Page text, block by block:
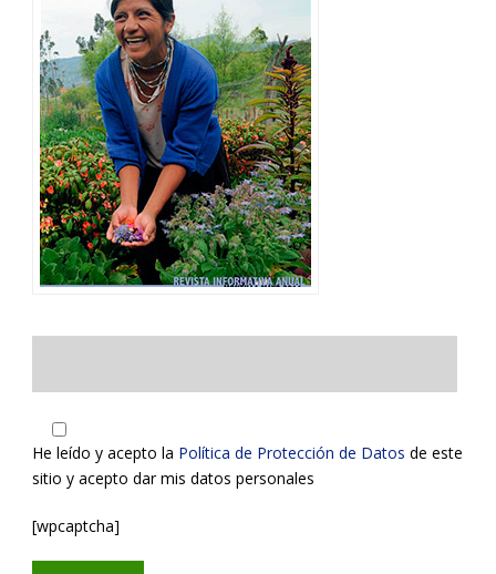
He leído y acepto la Política de Protección de Datos de este
sitio y acepto dar mis datos personales
[wpcaptcha]